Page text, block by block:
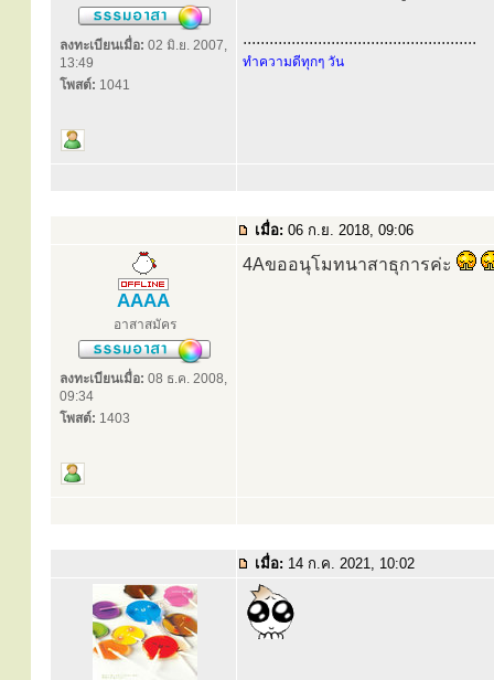
ลงทะเบียนเมื่อ: 02 มิ.ย. 2007,
13:49
โพสต์: 1041
.....................................................
ทำความดีทุกๆ วัน
เมื่อ: 06 ก.ย. 2018, 09:06
AAAA
อาสาสมัคร
ลงทะเบียนเมื่อ: 08 ธ.ค. 2008,
09:34
โพสต์: 1403
4Aขออนุโมทนาสาธุการค่ะ
เมื่อ: 14 ก.ค. 2021, 10:02